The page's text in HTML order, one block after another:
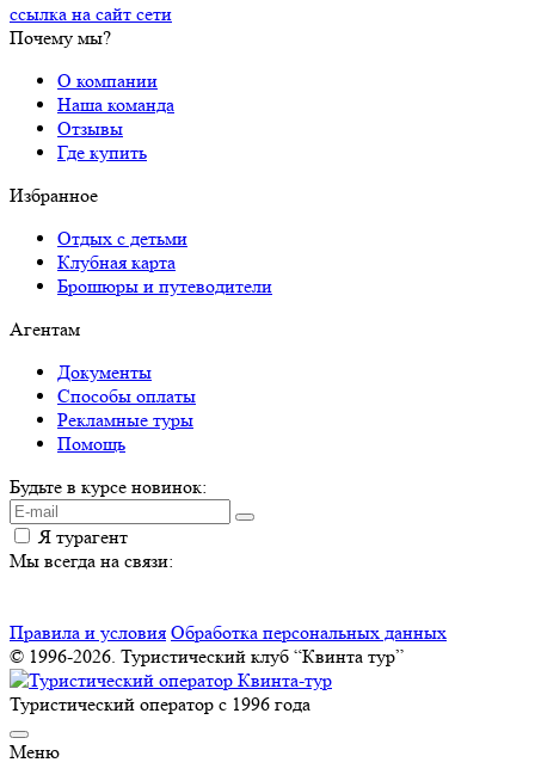
ссылка на сайт сети
Почему мы?
О компании
Наша команда
Отзывы
Где купить
Избранное
Отдых с детьми
Клубная карта
Брошюры и путеводители
Агентам
Документы
Способы оплаты
Рекламные туры
Помощь
Будьте в курсе новинок:
Я турагент
Мы всегда на связи:
Правила и условия Обработка персональных данных
© 1996-2026. Туристический клуб “Квинта тур”
Туристический оператор с 1996 года
Меню